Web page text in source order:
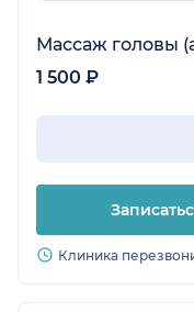
Массаж головы
1 500 ₽
Клиника